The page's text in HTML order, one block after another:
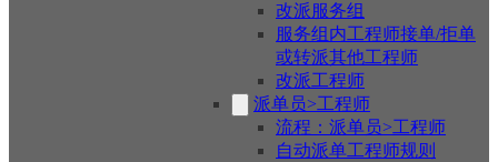
改派服务组
服务组内工程师接单/拒单
或转派其他工程师
改派工程师
派单员>工程师
流程：派单员>工程师
自动派单工程师规则